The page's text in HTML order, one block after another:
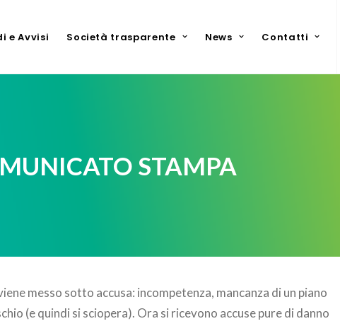
e Avvisi Società trasparente News Contatti
STAMPA
messo sotto accusa: incompetenza, mancanza di un piano
(e quindi si sciopera). Ora si ricevono accuse pure di danno